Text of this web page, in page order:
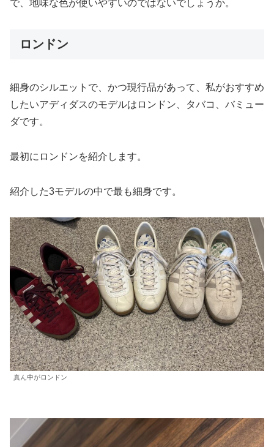
で、地味な色が使いやすいのではないでしょうか。
ロンドン
細身のシルエットで、かつ現行品があって、私がおすすめ
したいアディダスのモデルはロンドン、タバコ、バミュー
ダです。
最初にロンドンを紹介します。
紹介した3モデルの中で最も細身です。
真ん中がロンドン